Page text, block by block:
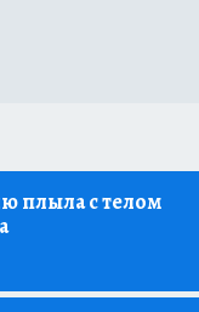
плыла с телом